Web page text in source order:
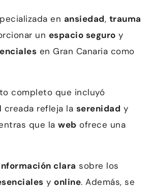
en ansiedad, trauma
un espacio seguro y
en Gran Canaria como
completo que incluyó
creada refleja la serenidad y
que la web ofrece una
clara sobre los
y online. Además, se